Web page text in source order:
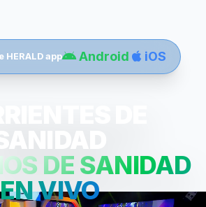
HERALD app Android iOS
SANIDAD
DE SANIDAD
EN VIVO